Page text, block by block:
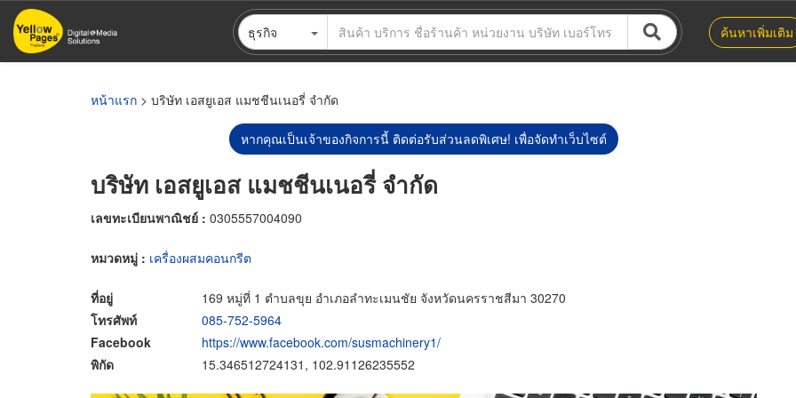
ข้าม
ไป
ธุรกิจ ค้นหาเพิ่มเติม
หน้าแรก > บริษัท เอสยูเอส แมชชีนเนอรี่ จำกัด
หากคุณเป็นเจ้าของกิจการนี้ ติดต่อรับส่วนลดพิเศษ! เพื่อจัดทำเว็บไซต์
บริษัท เอสยูเอส แมชชีนเนอรี่ จำกัด
เลขทะเบียนพาณิชย์ : 0305557004090
หมวดหมู่ : เครื่องผสมคอนกรีต
ที่อยู่
169 หมู่ที่ 1 ตำบลขุย อำเภอลำทะเมนชัย จังหวัดนครราชสีมา 30270
โทรศัพท์
085-752-5964
Facebook
https://www.facebook.com/susmachinery1/
พิกัด
15.346512724131, 102.91126235552